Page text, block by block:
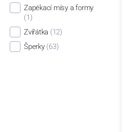
Zapékací mísy a formy
(1)
Zvířátka (12)
Šperky (63)